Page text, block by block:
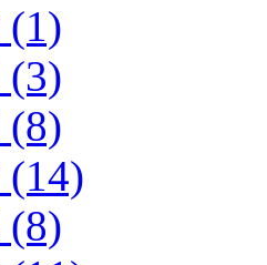
(1)
(3)
(8)
(14)
(8)